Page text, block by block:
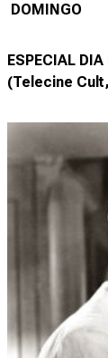
DOMINGO
ESPECIAL DIA
(Telecine